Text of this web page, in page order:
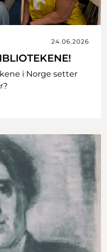
24.06.2026
i Norge setter